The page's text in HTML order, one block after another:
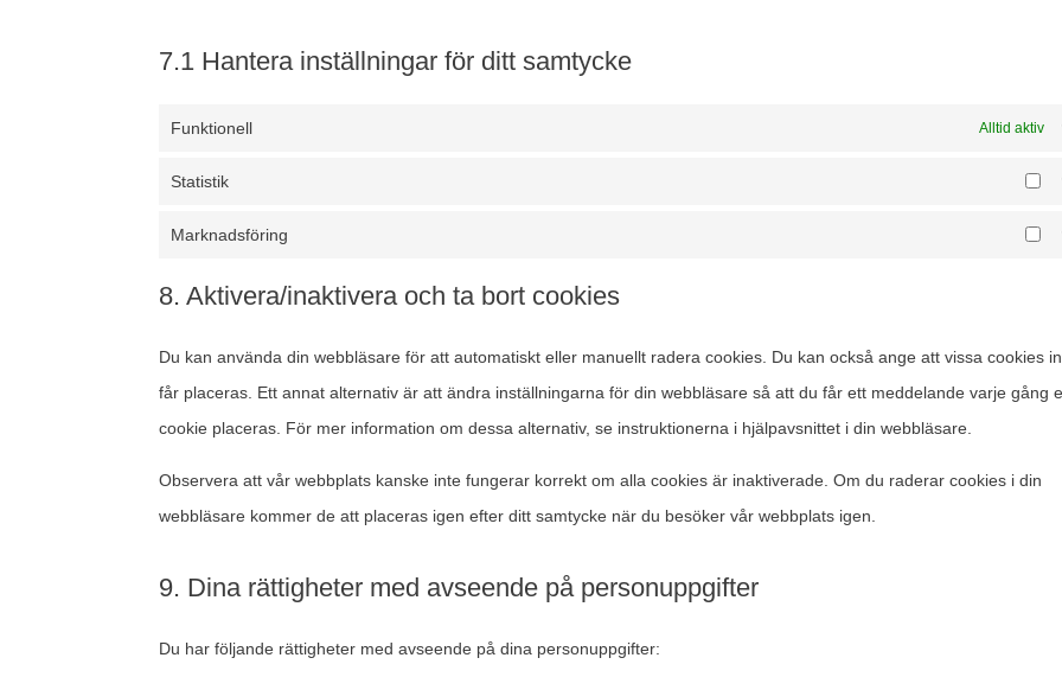
7.1 Hantera inställningar för ditt samtycke
Funktionell Alltid aktiv
Statistik
Marknadsföring
8. Aktivera/inaktivera och ta bort cookies
Du kan använda din webbläsare för att automatiskt eller manuellt radera cookies. Du kan också ange att vissa cookies
får placeras. Ett annat alternativ är att ändra inställningarna för din webbläsare så att du får ett meddelande varje gång
cookie placeras. För mer information om dessa alternativ, se instruktionerna i hjälpavsnittet i din webbläsare.
Observera att vår webbplats kanske inte fungerar korrekt om alla cookies är inaktiverade. Om du raderar cookies i din
webbläsare kommer de att placeras igen efter ditt samtycke när du besöker vår webbplats igen.
9. Dina rättigheter med avseende på personuppgifter
Du har följande rättigheter med avseende på dina personuppgifter: